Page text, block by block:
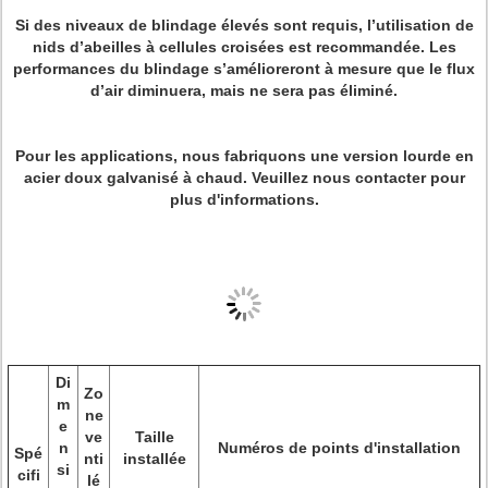
Si des niveaux de blindage élevés sont requis, l’utilisation de
nids d’abeilles à cellules croisées est recommandée. Les
performances du blindage s’amélioreront à mesure que le flux
d’air diminuera, mais ne sera pas éliminé.
Pour les applications, nous fabriquons une version lourde en
acier doux galvanisé à chaud. Veuillez nous contacter pour
plus d'informations.
Spé
cifi
Di
m
e
n
si
Zo
ne
ve
nti
lé
Taille
installée
Numéros de points d'installation